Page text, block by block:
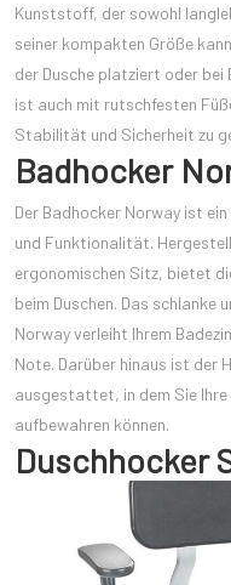
Kunststoff, der sowohl
seiner kompakten Größe
der Dusche platziert oder bei
ist auch mit rutschfesten
Stabilität und Sicherheit zu
Badhocker
Der Badhocker Norway ist
und Funktionalität.
ergonomischen Sitz, bietet
beim Duschen. Das schlanke
Norway verleiht Ihrem
Note. Darüber hinaus ist der
ausgestattet, in dem Sie
aufbewahren können.
Duschhocker